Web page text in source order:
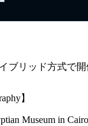
ブリッド方式で
】
Museum in Cairo